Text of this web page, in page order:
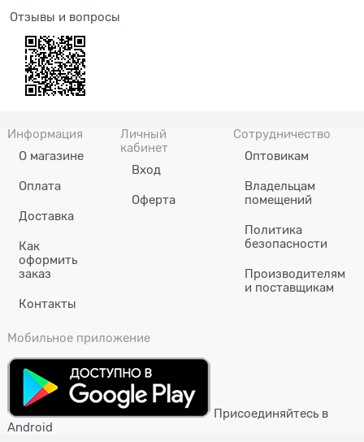
Отзывы и вопросы
Информация
О магазине
Оплата
Доставка
Как
оформить
заказ
Контакты
Личный
кабинет
Вход
Оферта
Сотрудничество
Оптовикам
Владельцам
помещений
Политика
безопасности
Производителям
и поставщикам
Мобильное приложение
Присоединяйтесь в
Android